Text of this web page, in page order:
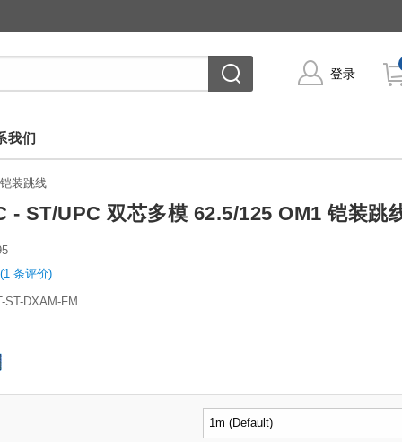
登录
我们
装跳线
- ST/UPC 双芯多模 62.5/125 OM1 铠装跳
(1 条评价)
ST-DXAM-FM